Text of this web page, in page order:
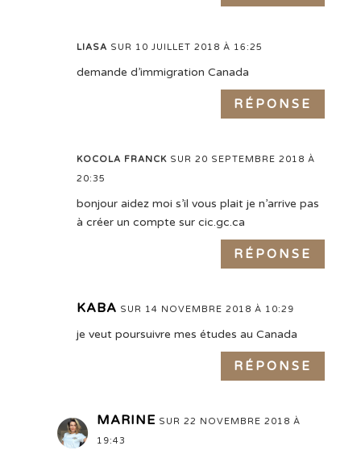
LIASA SUR 10 JUILLET 2018 À 16:25
demande d’immigration Canada
RÉPONSE
KOCOLA FRANCK SUR 20 SEPTEMBRE 2018 À
20:35
bonjour aidez moi s’il vous plait je n’arrive pas
à créer un compte sur cic.gc.ca
RÉPONSE
KABA SUR 14 NOVEMBRE 2018 À 10:29
je veut poursuivre mes études au Canada
RÉPONSE
MARINE SUR 22 NOVEMBRE 2018 À
19:43